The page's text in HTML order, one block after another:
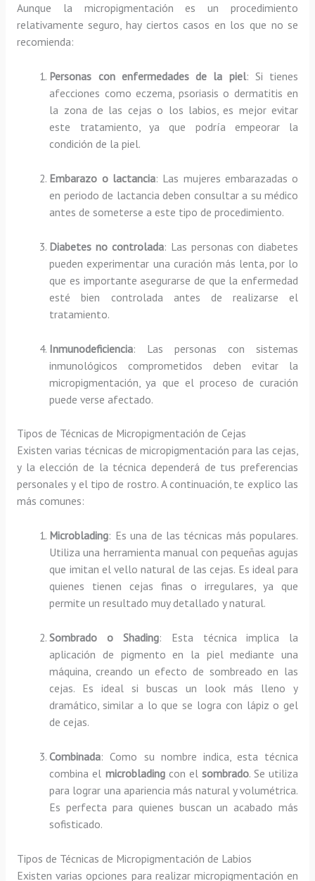
Aunque la micropigmentación es un procedimiento
relativamente seguro, hay ciertos casos en los que no se
recomienda:
Personas con enfermedades de la piel: Si tienes
afecciones como eczema, psoriasis o dermatitis en
la zona de las cejas o los labios, es mejor evitar
este tratamiento, ya que podría empeorar la
condición de la piel.
Embarazo o lactancia: Las mujeres embarazadas o
en periodo de lactancia deben consultar a su médico
antes de someterse a este tipo de procedimiento.
Diabetes no controlada: Las personas con diabetes
pueden experimentar una curación más lenta, por lo
que es importante asegurarse de que la enfermedad
esté bien controlada antes de realizarse el
tratamiento.
Inmunodeficiencia: Las personas con sistemas
inmunológicos comprometidos deben evitar la
micropigmentación, ya que el proceso de curación
puede verse afectado.
Tipos de Técnicas de Micropigmentación de Cejas
Existen varias técnicas de micropigmentación para las cejas,
y la elección de la técnica dependerá de tus preferencias
personales y el tipo de rostro. A continuación, te explico las
más comunes:
Microblading: Es una de las técnicas más populares.
Utiliza una herramienta manual con pequeñas agujas
que imitan el vello natural de las cejas. Es ideal para
quienes tienen cejas finas o irregulares, ya que
permite un resultado muy detallado y natural.
Sombrado o Shading: Esta técnica implica la
aplicación de pigmento en la piel mediante una
máquina, creando un efecto de sombreado en las
cejas. Es ideal si buscas un look más lleno y
dramático, similar a lo que se logra con lápiz o gel
de cejas.
Combinada: Como su nombre indica, esta técnica
combina el microbladingcon el sombrado. Se utiliza
para lograr una apariencia más natural y volumétrica.
Es perfecta para quienes buscan un acabado más
sofisticado.
Tipos de Técnicas de Micropigmentación de Labios
Existen varias opciones para realizar micropigmentación en